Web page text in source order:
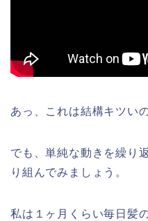
あっ、これは結構キツい
でも、単純な動きを繰り
り組んでみましょう。
私は１ヶ月くらい毎日髪